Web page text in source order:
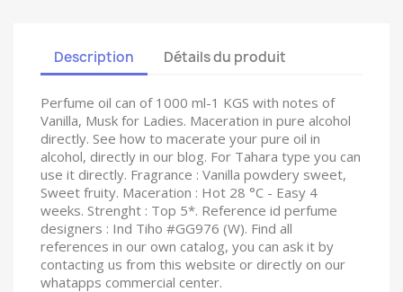
Description Détails du produit
Perfume oil can of 1000 ml-1 KGS with notes of
Vanilla, Musk for Ladies. Maceration in pure alcohol
directly. See how to macerate your pure oil in
alcohol, directly in our blog. For Tahara type you can
use it directly. Fragrance : Vanilla powdery sweet,
Sweet fruity. Maceration : Hot 28 °C - Easy 4
weeks. Strenght : Top 5*. Reference id perfume
designers : Ind Tiho #GG976 (W). Find all
references in our own catalog, you can ask it by
contacting us from this website or directly on our
whatapps commercial center.